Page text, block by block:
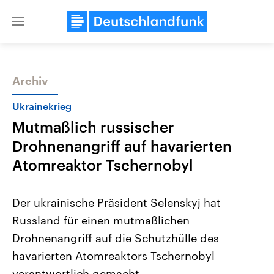
Close
Themen
2026
Alle Informationen
Sachsen-Anhalt wählt am 6.
September 2026 einen neuen
Landtag. Seit 2021 wird das
Bundesland von einer Koalition aus
Aktuelle Beiträge,
Hintergründe
Wirtschaftlich und
gehören die Vereinigten
den mächtigsten Ländern
Archiv
Ukrainekrieg
Mutmaßlich russischer
Drohnenangriff auf havarierten
Atomreaktor Tschernobyl
Der ukrainische Präsident Selenskyj hat
Russland für einen mutmaßlichen
Drohnenangriff auf die Schutzhülle des
havarierten Atomreaktors Tschernobyl